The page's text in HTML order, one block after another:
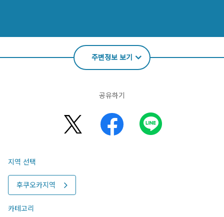
주변정보 보기
공유하기
지역 선택
후쿠오카지역
카테고리